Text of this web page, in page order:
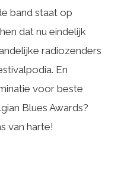
band staat op
dat nu eindelijk
radiozenders
En
voor beste
Blues Awards?
van harte!